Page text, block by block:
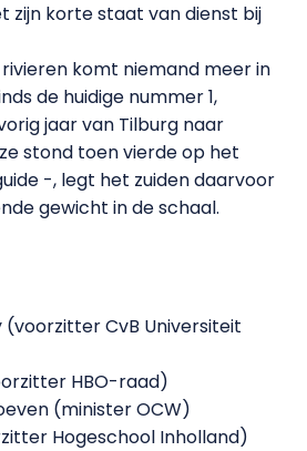
zijn korte staat van dienst bij
komt niemand meer in
de huidige nummer 1,
jaar van Tilburg naar
stond toen vierde op het
-, legt het zuiden daarvoor
gewicht in de schaal.
(voorzitter CvB Universiteit
HBO-raad)
(minister OCW)
Hogeschool Inholland)